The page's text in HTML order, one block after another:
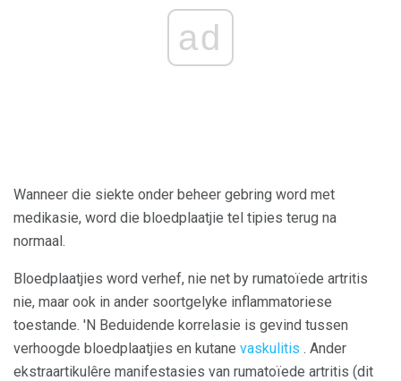
ad
Wanneer die siekte onder beheer gebring word met
medikasie, word die bloedplaatjie tel tipies terug na
normaal.
Bloedplaatjies word verhef, nie net by rumatoïede artritis
nie, maar ook in ander soortgelyke inflammatoriese
toestande. 'N Beduidende korrelasie is gevind tussen
verhoogde bloedplaatjies en kutane vaskulitis . Ander
ekstraartikulêre manifestasies van rumatoïede artritis (dit